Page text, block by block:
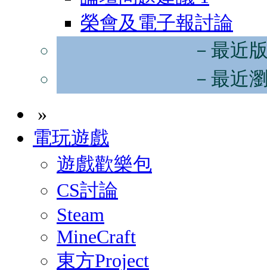
榮會及電子報討論
－最近
－最近
»
電玩遊戲
遊戲歡樂包
CS討論
Steam
MineCraft
東方Project